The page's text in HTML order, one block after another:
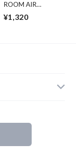
ROOM AIR
FRESHENER/COCO
NUT
¥1,320